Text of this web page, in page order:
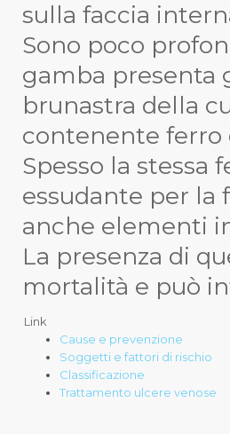
sulla faccia
Sono poco
gamba presenta
brunastra della
contenente ferro
Spesso la stessa
essudante per la
anche elementi
La presenza di
mortalità e può
Link
Cause e prevenzione
Soggetti e fattori di rischio
Classificazione
Trattamento ulcere venose